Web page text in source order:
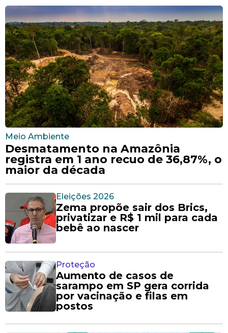
Meio Ambiente
Desmatamento na Amazônia
registra em 1 ano recuo de 36,87%, o
maior da década
Eleições 2026
Zema propõe sair dos Brics,
privatizar e R$ 1 mil para cada
bebê ao nascer
Proteção
Aumento de casos de
sarampo em SP gera corrida
por vacinação e filas em
postos